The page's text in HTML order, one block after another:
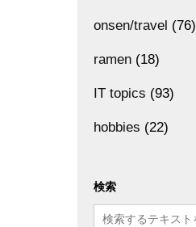
onsen/travel (76)
ramen (18)
IT topics (93)
hobbies (22)
検索